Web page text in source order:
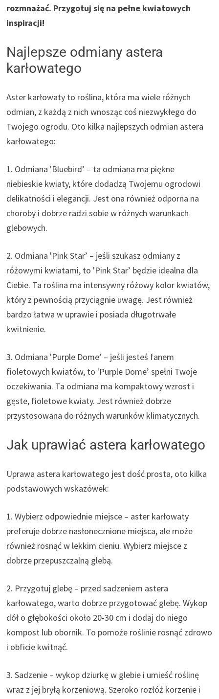
rozmnażać. Przygotuj się na pełne kwiatowych
inspiracji!
Najlepsze odmiany astera
karłowatego
Aster karłowaty to roślina, która ma wiele różnych
odmian, z każdą z nich wnosząc coś niezwykłego do
Twojego ogrodu. Oto kilka najlepszych odmian astera
karłowatego:
1. Odmiana 'Bluebird’ – ta odmiana ma piękne
niebieskie kwiaty, które dodadzą Twojemu ogrodowi
delikatności i elegancji. Jest ona również odporna na
choroby i dobrze radzi sobie w różnych warunkach
glebowych.
2. Odmiana 'Pink Star’ – jeśli szukasz odmiany z
różowymi kwiatami, to 'Pink Star’ będzie idealna dla
Ciebie. Ta roślina ma intensywny różowy kolor kwiatów,
który z pewnością przyciągnie uwagę. Jest również
bardzo łatwa w uprawie i posiada długotrwałe
kwitnienie.
3. Odmiana 'Purple Dome’ – jeśli jesteś fanem
fioletowych kwiatów, to 'Purple Dome’ spełni Twoje
oczekiwania. Ta odmiana ma kompaktowy wzrost i
gęste, fioletowe kwiaty. Jest również dobrze
przystosowana do różnych warunków klimatycznych.
Jak uprawiać astera karłowatego
Uprawa astera karłowatego jest dość prosta, oto kilka
podstawowych wskazówek:
1. Wybierz odpowiednie miejsce – aster karłowaty
preferuje dobrze nasłonecznione miejsca, ale może
również rosnąć w lekkim cieniu. Wybierz miejsce z
dobrze przepuszczalną glebą.
2. Przygotuj glebę – przed sadzeniem astera
karłowatego, warto dobrze przygotować glebę. Wykop
dół o głębokości około 20-30 cm i dodaj do niego
kompost lub obornik. To pomoże roślinie rosnąć zdrowo
i obficie kwitnąć.
3. Sadzenie – wykop dziurkę w glebie i umieść roślinę
wraz z jej bryłą korzeniową. Szeroko rozłóż korzenie i